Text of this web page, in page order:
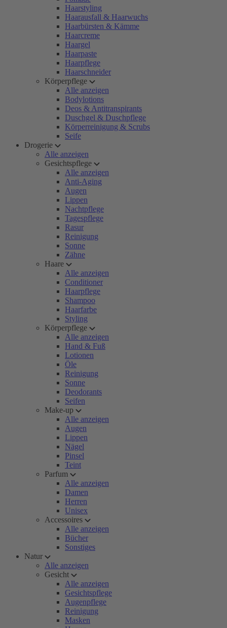
Haarstyling
Haarausfall & Haarwuchs
Haarbürsten & Kämme
Haarcreme
Haargel
Haarpaste
Haarpflege
Haarschneider
Körperpflege
Alle anzeigen
Bodylotions
Deos & Antitranspirants
Duschgel & Duschpflege
Körperreinigung & Scrubs
Seife
Drogerie
Alle anzeigen
Gesichtspflege
Alle anzeigen
Anti-Aging
Augen
Lippen
Nachtpflege
Tagespflege
Rasur
Reinigung
Sonne
Zähne
Haare
Alle anzeigen
Conditioner
Haarpflege
Shampoo
Haarfarbe
Styling
Körperpflege
Alle anzeigen
Hand & Fuß
Lotionen
Öle
Reinigung
Sonne
Deodorants
Seifen
Make-up
Alle anzeigen
Augen
Lippen
Nägel
Pinsel
Teint
Parfum
Alle anzeigen
Damen
Herren
Unisex
Accessoires
Alle anzeigen
Bücher
Sonstiges
Natur
Alle anzeigen
Gesicht
Alle anzeigen
Gesichtspflege
Augenpflege
Reinigung
Masken